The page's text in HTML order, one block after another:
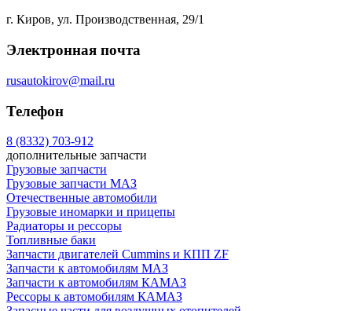
г. Киров, ул. Производственная, 29/1
Электронная почта
rusautokirov@mail.ru
Телефон
8 (8332) 703-912
дополнительные запчасти
Грузовые запчасти
Грузовые запчасти МАЗ
Отечественные автомобили
Грузовые иномарки и прицепы
Радиаторы и рессоры
Топливные баки
Запчасти двигателей Cummins и КПП ZF
Запчасти к автомобилям МАЗ
Запчасти к автомобилям КАМАЗ
Рессоры к автомобилям КАМАЗ